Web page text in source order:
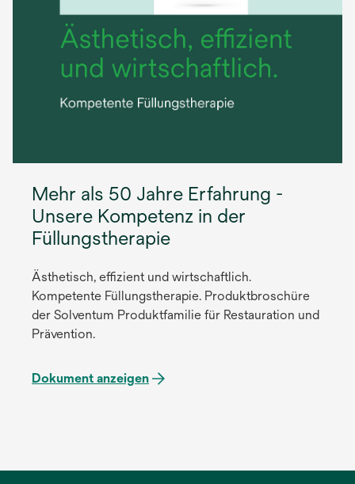
Mehr als 50 Jahre Erfahrung -
Unsere Kompetenz in der
Füllungstherapie
Ästhetisch, effizient und wirtschaftlich.
Kompetente Füllungstherapie. Produktbroschüre
der Solventum Produktfamilie für Restauration und
Prävention.
Dokument anzeigen